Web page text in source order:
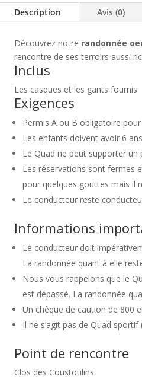
QuadDescription Avis (0)
Découvrez notre randonnée
rencontre de ses terroirs aussi
Inclus
Les casques et les gants fournis
Exigences
Permis A ou B obligatoire
Les enfants doivent avoir 6
Le Quad ne peut supporter un
Les réservations sont fermes
pour quelques gouttes mais il
Le conducteur reste
Informations
Le conducteur doit
La randonnée quant à elle
Nous vous rappelons que le
est dépassé. La randonnée
Un chèque de caution de 800
Il ne s’agit pas de Quad
Point de rencontre
Clos des Coustoulins